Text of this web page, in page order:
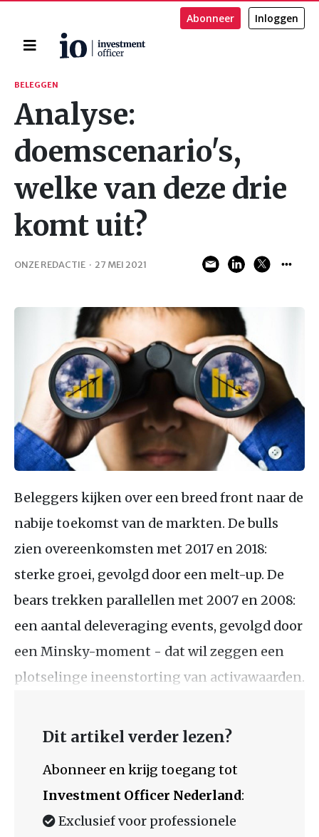
Home
Abonneer Inloggen
Zoeken
BELEGGEN
Analyse:
doemscenario's,
welke van deze drie
komt uit?
ONZE REDACTIE · 27 MEI 2021
Beleggers kijken over een breed front naar de
nabije toekomst van de markten. De bulls
zien overeenkomsten met 2017 en 2018:
sterke groei, gevolgd door een melt-up. De
bears trekken parallellen met 2007 en 2008:
een aantal deleveraging events, gevolgd door
een Minsky-moment - dat wil zeggen een
plotselinge ineenstorting van activawaarden.
Dit artikel verder lezen?
Abonneer en krijg toegang tot
Investment Officer Nederland:
Exclusief voor professionele